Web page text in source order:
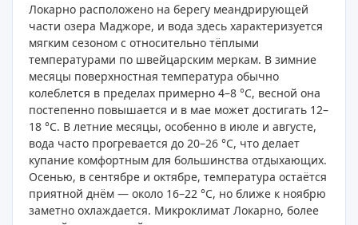
Локарно расположено на берегу меандрирующей
части озера Маджоре, и вода здесь характеризуется
мягким сезоном с относительно тёплыми
температурами по швейцарским меркам. В зимние
месяцы поверхностная температура обычно
колеблется в пределах примерно 4–8 °C, весной она
постепенно повышается и в мае может достигать 12–
18 °C. В летние месяцы, особенно в июле и августе,
вода часто прогревается до 20–26 °C, что делает
купание комфортным для большинства отдыхающих.
Осенью, в сентябре и октябре, температура остаётся
приятной днём — около 16–22 °C, но ближе к ноябрю
заметно охлаждается. Микроклимат Локарно, более